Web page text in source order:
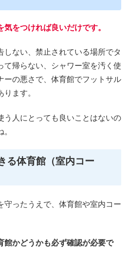
気をつければ良いだけです。
しない、禁止されている場所でタ
て帰らない、シャワー室を汚く使
ーの悪さで、体育館でフットサル
ます。
う人にとっても良いことはないの
る体育館（室内コー
守ったうえで、体育館や室内コー
館かどうかも必ず確認が必要で